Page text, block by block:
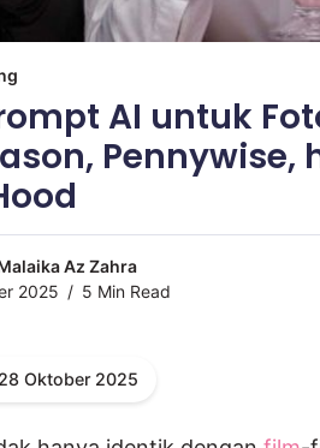
AI untuk
Pennywise,
Az Zahra
2025
5 Min Read
Oktober 2025